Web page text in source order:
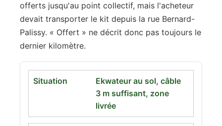
offerts jusqu'au point collectif, mais l'acheteur
devait transporter le kit depuis la rue Bernard-
Palissy. « Offert » ne décrit donc pas toujours le
dernier kilomètre.
Ekwateur au sol, câble
3 m suffisant, zone
livrée